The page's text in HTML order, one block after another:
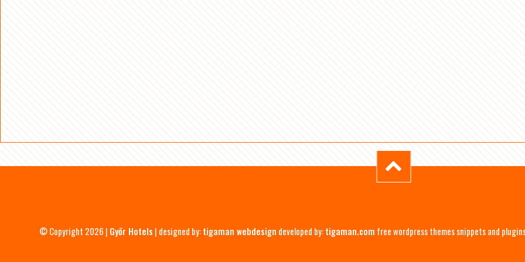
© Copyright 2026 | Győr Hotels | designed by:tigaman webdesign developed by:tigaman.com free wordpress themes snippets and